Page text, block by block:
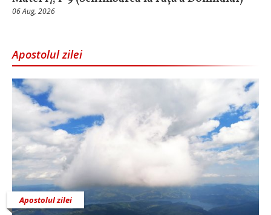
06 Aug, 2026
Apostolul zilei
Apostolul zilei